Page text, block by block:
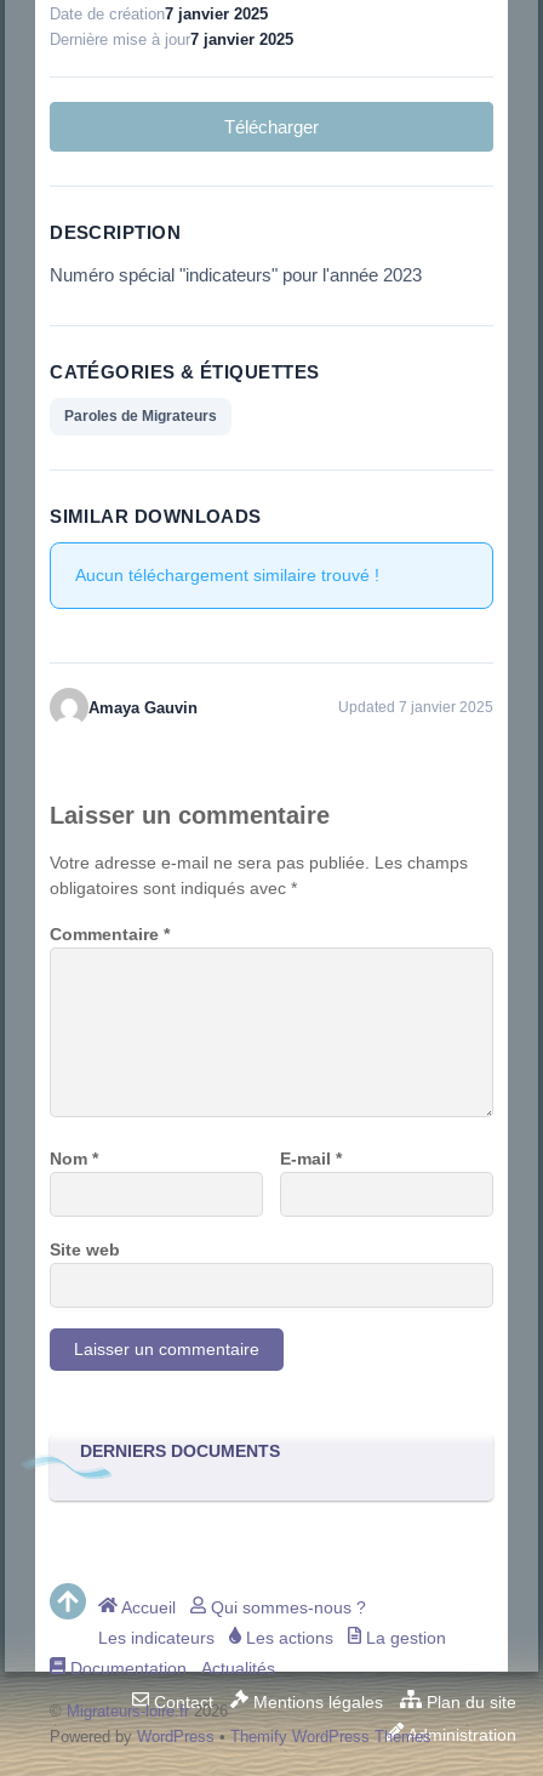
Date de création7 janvier 2025
Dernière mise à jour7 janvier 2025
Télécharger
DESCRIPTION
Numéro spécial "indicateurs" pour l'année 2023
CATÉGORIES & ÉTIQUETTES
Paroles de Migrateurs
SIMILAR DOWNLOADS
Aucun téléchargement similaire trouvé !
Amaya Gauvin Updated 7 janvier 2025
Laisser un commentaire
Votre adresse e-mail ne sera pas publiée.
Les champs
obligatoires sont indiqués avec*
Commentaire*
Nom* E-mail*
Site web
DERNIERS DOCUMENTS
Accueil
Qui sommes-nous ?
Les indicateurs
Les actions
La gestion
Documentation
Actualités
©Migrateurs-loire.fr2026
Powered byWordPress•Themify WordPress Themes
Contact Mentions légales
Plan du site
Administration